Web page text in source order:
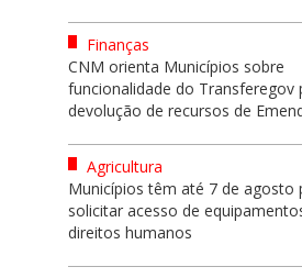
Finanças
CNM orienta Municípios sobre
funcionalidade do Transferegov
devolução de recursos de
Agricultura
Municípios têm até 7 de agosto
solicitar acesso de
direitos humanos